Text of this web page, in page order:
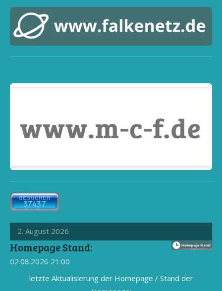
2. August 2026
Homepage Stand:
02.08.2026 21:00
letzte Aktualisierung der Homepage / Stand der